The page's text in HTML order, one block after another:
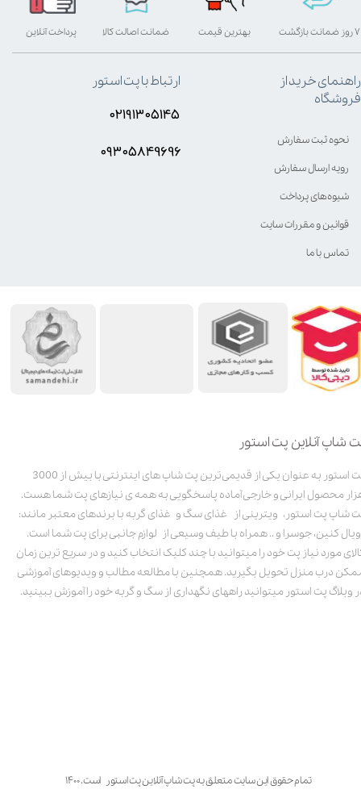
شاپ آنلاین پت استور
پت استور به عنوان یکی از قدیمی‌ترین پت شاپ های اینترنتی با بیش از 3000
محصول ایرانی و خارجی آماده پاسخگویی به همه ی نیازهای پت شما هست.
شاپ پت استور، ویترینی از غذای سگ و غذای گربه با برندهای معتبر مانند:
کنین، جوسرا و .. همراه با طیف وسیعی از لوازم جانبی برای پت شما است.
مورد نیاز پت خود را میتوانید با چند کلیک انتخاب کنید و در سریع ترین زمان
درب منزل تحویل بگیرید. همچنین با مطالعه مطالب و ویدیوهای آموزشی
وبلاگ پت استور میتوانید راههای نگهداری از سگ و گربه خود را آموزش ببینید.
تمام حقوق این سایت متعلق به پت شاپ آنلاین پت استور است. ۱۴۰۰
بهترین قیمت پرداخت آنلاین ۷ روز ضمانت بازگشت ضمانت اصالت کالا
راهنمای خرید از
فروشگاه
نحوه ثبت سفارش
رویه ارسال سفارش
شیوه‌های پرداخت
قوانین و مقررات سایت
تماس با ما
ارتباط با پت استور
۰۲۱۹۱۳۰۵۱۴۵
۰۹۳۰۵8۴9696